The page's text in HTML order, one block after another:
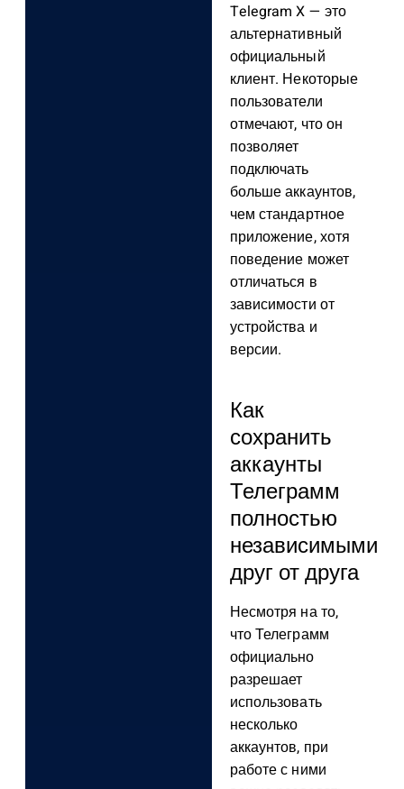
Telegram X — это
альтернативный
официальный
клиент. Некоторые
пользователи
отмечают, что он
позволяет
подключать
больше аккаунтов,
чем стандартное
приложение, хотя
поведение может
отличаться в
зависимости от
устройства и
версии.
Как
сохранить
аккаунты
Телеграмм
полностью
независимыми
друг от друга
Несмотря на то,
что Телеграмм
официально
разрешает
использовать
несколько
аккаунтов, при
работе с ними